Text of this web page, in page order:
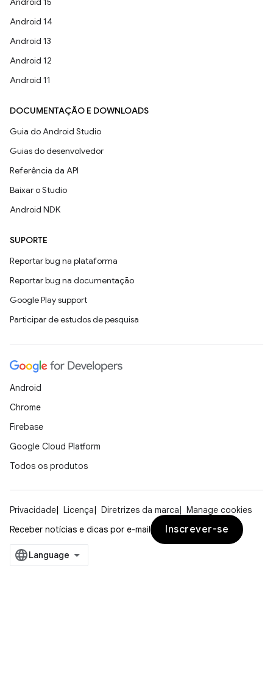
Android 14
Android 13
Android 12
Android 11
DOCUMENTAÇÃO E DOWNLOADS
Guia do Android Studio
Guias do desenvolvedor
Referência da API
Baixar o Studio
Android NDK
SUPORTE
Reportar bug na plataforma
Reportar bug na documentação
Google Play support
Participar de estudos de pesquisa
Android
Chrome
Firebase
Google Cloud Platform
Todos os produtos
Privacidade Licença Diretrizes da marca
Manage cookies
Receber notícias e dicas por e-mail
Inscrever-se